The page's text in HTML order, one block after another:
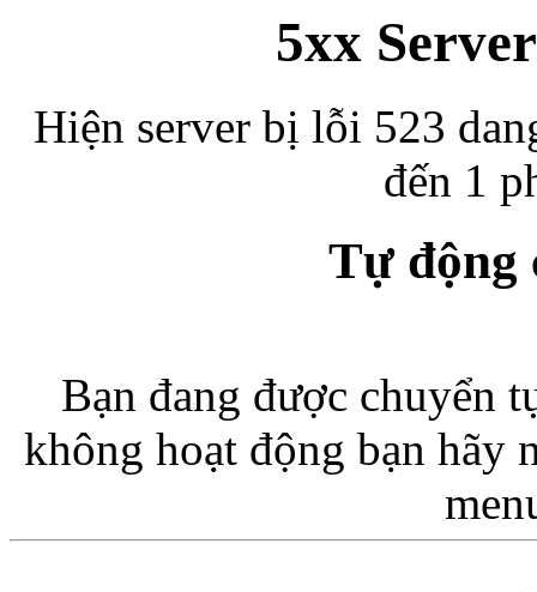
5xx
Hiện server bị lỗi 523
đến 1
Tự động
Bạn đang được chuyển
không hoạt động bạn hãy